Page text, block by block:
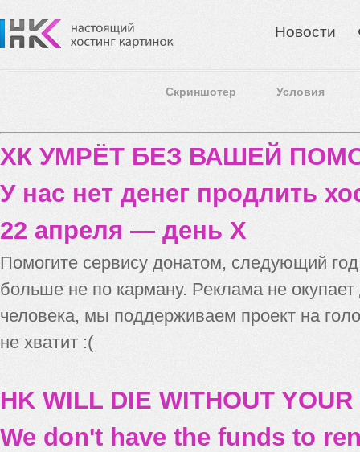
Новости
Скриншотер Условия
ХК УМРЁТ БЕЗ ВАШЕЙ
У нас нет денег продлить
22 апреля — день X
Помогите сервису донатом, следующий
больше не по карману. Реклама не
человека, мы поддерживаем проект на
не хватит :(
HK WILL DIE WITHOUT
We don't have the funds to